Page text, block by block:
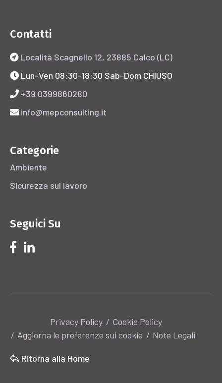
Contatti
Località Scagnello 12, 23885 Calco (LC)
Lun-Ven 08:30-18:30 Sab-Dom CHIUSO
+39 0399860280
info@mepconsulting.it
Categorie
Ambiente
Sicurezza sul lavoro
Seguici Su
Privacy Policy
Cookie Policy
Aggiorna le preferenze sui cookie
Note Legali
Ritorna alla Home